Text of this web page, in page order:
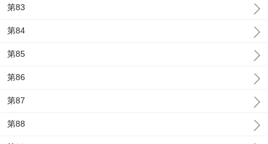
第83
第84
第85
第86
第87
第88